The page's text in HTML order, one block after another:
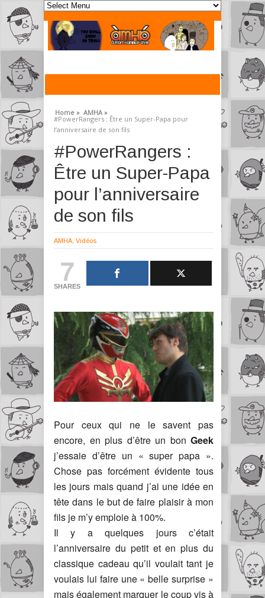
Home » AMHA »
#PowerRangers : Être un Super-Papa pour
l’anniversaire de son fils
#PowerRangers :
Être un Super-Papa
pour l’anniversaire
de son fils
AMHA Vidéos
7
SHARES
Pour ceux qui ne le savent pas
encore, en plus d’être un bon Geek
j’essaie d’être un « super papa ».
Chose pas forcément évidente tous
les jours mais quand j’ai une idée en
tête dans le but de faire plaisir à mon
fils je m’y emploie à 100%.
Il y a quelques jours c’était
l’anniversaire du petit et en plus du
classique cadeau qu’il voulait tant je
voulais lui faire une « belle surprise »
mais également marquer le coup vis à